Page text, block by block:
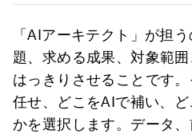
「AIアーキテクト」が担
題、求める成果、対象範
はっきりさせることです
任せ、どこをAIで補い、
かを選択します。データ